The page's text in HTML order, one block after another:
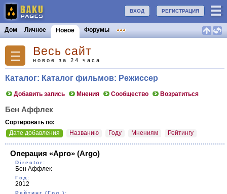
РЕГИСТРАЦИЯ
ВХОД
Дом Личное Новое Форумы
Весь сайт
новое за 24 часа
Каталог: Каталог фильмов: Режиссер
Добавить запись Мнения Сообщество Возратиться
Бен Аффлек
Сортировать по:
Дате добавления
Названию Году Мнениям Рейтингу
Операция «Арго» (Argo)
Director:
Бен Аффлек
Год:
2012
Рейтинг (Гол.):